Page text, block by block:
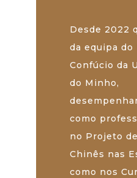
Desde 2022
da equipa
Confúcio da
do Minho,
como
no Projeto
Chinês nas
como nos